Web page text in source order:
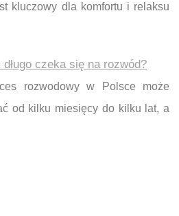
kluczowy dla komfortu i relaksu
długo czeka się na rozwód?
rozwodowy w Polsce może
od kilku miesięcy do kilku lat, a